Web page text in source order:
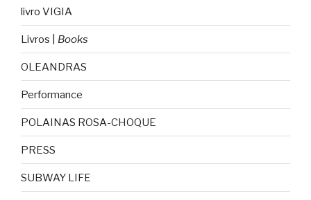
livro VIGIA
Livros | Books
OLEANDRAS
Performance
POLAINAS ROSA-CHOQUE
PRESS
SUBWAY LIFE